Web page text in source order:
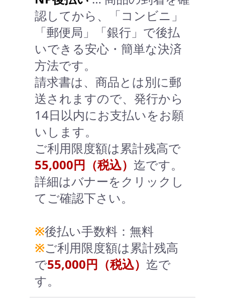
認してから、「コンビニ」
「郵便局」「銀行」で後払
いできる安心・簡単な決済
方法です。
請求書は、商品とは別に郵
送されますので、発行から
14日以内にお支払いをお願
いします。
ご利用限度額は累計残高で
55,000円（税込） 迄です。
詳細はバナーをクリックし
てご確認下さい。
※後払い手数料：無料
※ご利用限度額は累計残高
で55,000円（税込） 迄で
す。